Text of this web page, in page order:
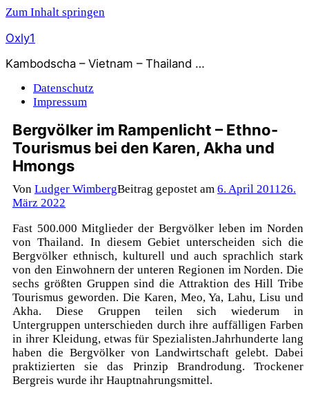
Zum Inhalt springen
Oxly1
Kambodscha – Vietnam – Thailand …
Datenschutz
Impressum
Bergvölker im Rampenlicht – Ethno-
Tourismus bei den Karen, Akha und
Hmongs
Von Ludger WimbergBeitrag gepostet am 6. April 201126.
März 2022
Fast 500.000 Mitglieder der Bergvölker leben im Norden
von Thailand. In diesem Gebiet unterscheiden sich die
Bergvölker ethnisch, kulturell und auch sprachlich stark
von den Einwohnern der unteren Regionen im Norden. Die
sechs größten Gruppen sind die Attraktion des Hill Tribe
Tourismus geworden. Die Karen, Meo, Ya, Lahu, Lisu und
Akha. Diese Gruppen teilen sich wiederum in
Untergruppen unterschieden durch ihre auffälligen Farben
in ihrer Kleidung, etwas für Spezialisten.Jahrhunderte lang
haben die Bergvölker von Landwirtschaft gelebt. Dabei
praktizierten sie das Prinzip Brandrodung. Trockener
Bergreis wurde ihr Hauptnahrungsmittel.